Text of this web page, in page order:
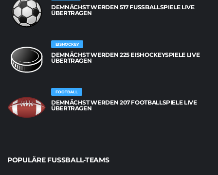
DEMNÄCHST WERDEN 517 FUSSBALLSPIELE LIVE Ü
BERTRAGEN
EISHOCKEY
DEMNÄCHST WERDEN 225 EISHOCKEYSPIELE LIVE
ÜBERTRAGEN
FOOTBALL
DEMNÄCHST WERDEN 207 FOOTBALLSPIELE LIVE
ÜBERTRAGEN
POPULÄRE FUSSBALL-TEAMS